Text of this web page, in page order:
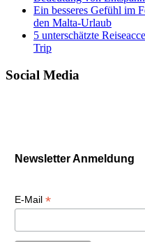
Ein besseres Gefühl im
den Malta-Urlaub
5 unterschätzte
Trip
Social Media
Newsletter Anmeldung
E-Mail *